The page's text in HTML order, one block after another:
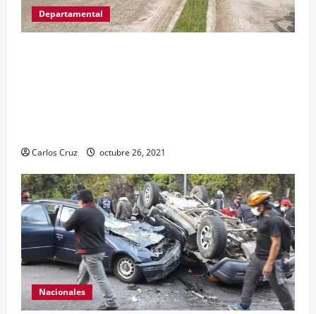
Departamental
Carlos Cruz octubre 26, 2021
Nacionales